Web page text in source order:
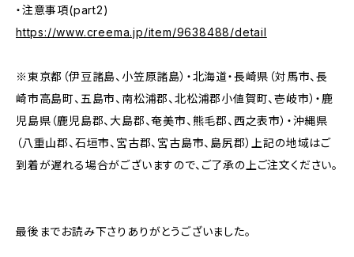
・注意事項(part2)
https://www.creema.jp/item/9638488/detail
※東京都（伊豆諸島、小笠原諸島）・北海道・長崎県（対馬市、長
崎市高島町、五島市、南松浦郡、北松浦郡小値賀町、壱岐市）・鹿
児島県（鹿児島郡、大島郡、奄美市、熊毛郡、西之表市）・沖縄県
（八重山郡、石垣市、宮古郡、宮古島市、島尻郡）上記の地域はご
到着が遅れる場合がございますので、ご了承の上ご注文ください。
最後までお読み下さりありがとうございました。